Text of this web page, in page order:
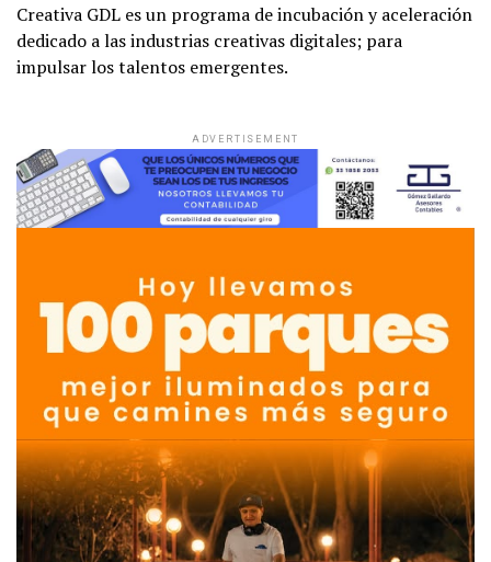
Creativa GDL es un programa de incubación y aceleración
dedicado a las industrias creativas digitales; para
impulsar los talentos emergentes.
ADVERTISEMENT